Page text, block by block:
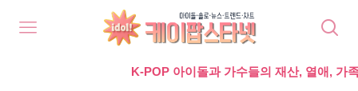
K-POP 아이돌과 가수들의 재산, 열애, 가족, 라이프,